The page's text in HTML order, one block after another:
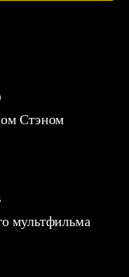
Стэном
мультфильма